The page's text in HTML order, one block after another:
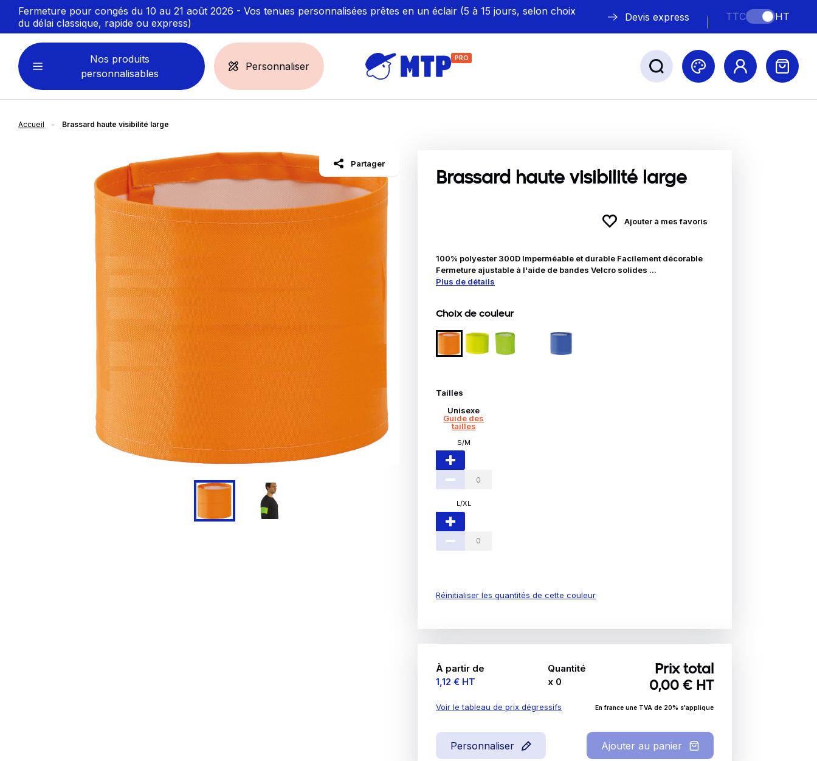
Fermeture pour congés du 10 au 21 août 2026 - Vos tenues personnalisées prêtes en un éclair (5 à 15 jours, selon choix
du délai classique, rapide ou express)
Devis express TTC HT
PRO
Nos produits
personnalisables
VÊTEMENTS
Combinaison / Salopette
ACCESSOIRES
Casquette
Bonnet et Bandeau
Chapeau et Bob
Toque et Calot
Sac et pochette
Linge bain
Cravate
Blouse, Tunique et Chasuble
Tablier
Chaussures de sécurité
Parapluie
Echarpe et Tour de Cou
Ceinture
Goodies
Chaussette
Santé - Bien-être
Sécurité - haute visibilité
Artisan / BTP / Industrie
Corporate
Sport
Idées Cadeaux
Made in Europe
Personnaliser
Accueil Brassard haute visibilité large
Brassard haute visibilité large
Ajouter à mes favoris
100% polyester 300D Imperméable et durable Facilement décorable
Fermeture ajustable à l'aide de bandes Velcro solides ...
Plus de détails
Choix de couleur
Tailles
Unisexe
Guide des
tailles
S/M
L/XL
Réinitialiser les quantités de cette couleur
À partir de
Prix
1,12 € HT
Quantité
x 0
Prix total
0,00 € HT
Voir le tableau de prix dégressifs En france une TVA de 20% s'applique
Personnaliser Ajouter au panier
Partager